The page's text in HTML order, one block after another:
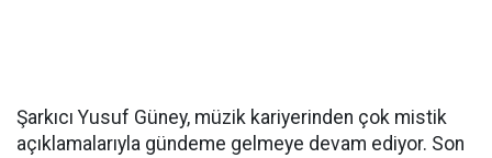
Şarkıcı Yusuf Güney, müzik kariyerinden çok mistik
açıklamalarıyla gündeme gelmeye devam ediyor. Son